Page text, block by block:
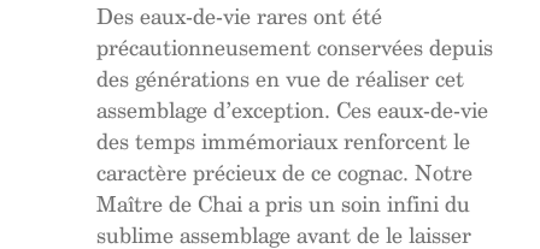
Des eaux-de-vie rares ont été
précautionneusement conservées depuis
des générations en vue de réaliser cet
assemblage d’exception. Ces eaux-de-vie
des temps immémoriaux renforcent le
caractère précieux de ce cognac. Notre
Maître de Chai a pris un soin infini du
sublime assemblage avant de le laisser